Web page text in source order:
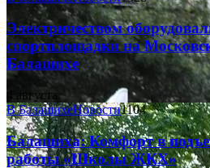
Электричеством
спортплощадки на
Балашихе
4 августа
В БалашихеНовости1104
Балашиха: Комфорт в
работы «Школы ЖКХ»